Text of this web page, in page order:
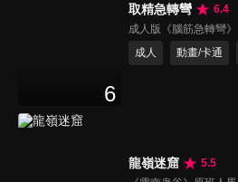
6
取精急轉彎
6.4
成人版《腦筋急轉彎》
成人
動畫/卡通
龍嶺迷窟
5.5